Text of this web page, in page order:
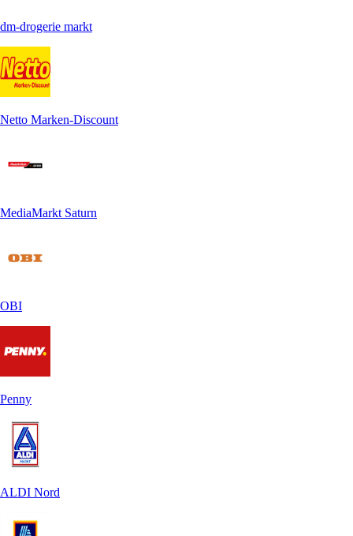
dm-drogerie markt
Netto Marken-Discount
MediaMarkt Saturn
OBI
Penny
ALDI Nord